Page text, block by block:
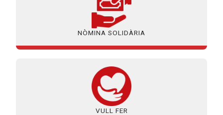
NÒMINA SOLIDÀRIA
VULL FER